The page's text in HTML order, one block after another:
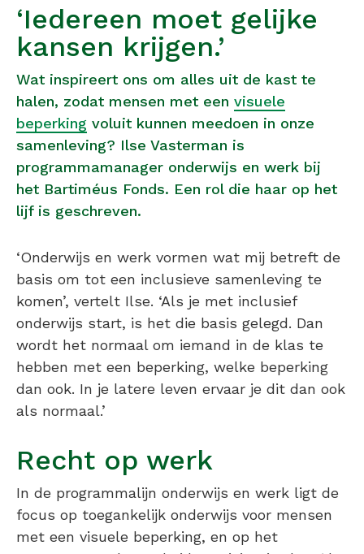
‘Iedereen moet gelijke
kansen krijgen.’
Wat inspireert ons om alles uit de kast te
halen, zodat mensen met een visuele
beperking voluit kunnen meedoen in onze
samenleving? Ilse Vasterman is
programmamanager onderwijs en werk bij
het Bartiméus Fonds. Een rol die haar op het
lijf is geschreven.
‘Onderwijs en werk vormen wat mij betreft de
basis om tot een inclusieve samenleving te
komen’, vertelt Ilse. ‘Als je met inclusief
onderwijs start, is het die basis gelegd. Dan
wordt het normaal om iemand in de klas te
hebben met een beperking, welke beperking
dan ook. In je latere leven ervaar je dit dan ook
als normaal.’
Recht op werk
In de programmalijn onderwijs en werk ligt de
focus op toegankelijk onderwijs voor mensen
met een visuele beperking, en op het